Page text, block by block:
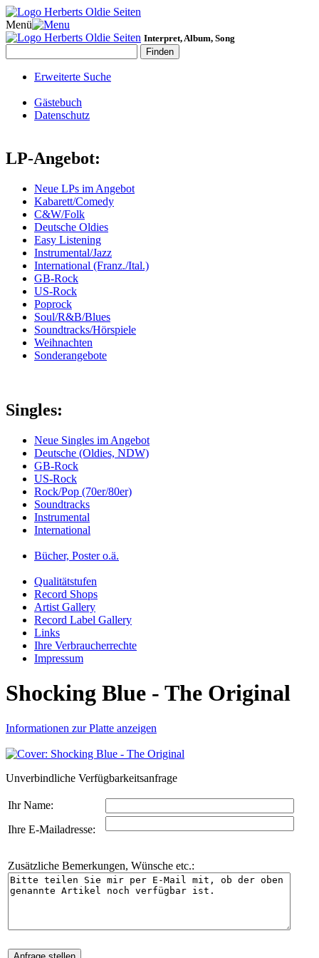
Menü
Interpret, Album, Song
Erweiterte Suche
Gästebuch
Datenschutz
LP-Angebot:
Neue LPs im Angebot
Kabarett/Comedy
C&W/Folk
Deutsche Oldies
Easy Listening
Instrumental/Jazz
International (Franz./Ital.)
GB-Rock
US-Rock
Poprock
Soul/R&B/Blues
Soundtracks/Hörspiele
Weihnachten
Sonderangebote
Singles:
Neue Singles im Angebot
Deutsche (Oldies, NDW)
GB-Rock
US-Rock
Rock/Pop (70er/80er)
Soundtracks
Instrumental
International
Bücher, Poster o.ä.
Qualitätstufen
Record Shops
Artist Gallery
Record Label Gallery
Links
Ihre Verbraucherrechte
Impressum
Shocking Blue - The Original
Informationen zur Platte anzeigen
Unverbindliche Verfügbarkeitsanfrage
Ihr Name:
Ihre E-Mailadresse:
Zusätzliche Bemerkungen, Wünsche etc.: